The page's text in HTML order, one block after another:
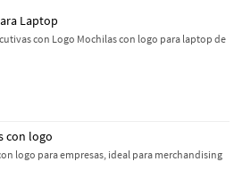
Laptop
con Logo Mochilas con logo para laptop de
con logo
logo para empresas, ideal para merchandising